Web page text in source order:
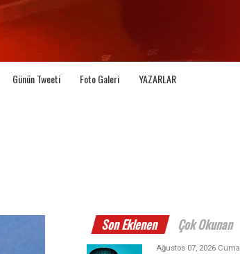
Günün Tweeti Foto Galeri YAZARLAR
Son Eklenen Çok Okunan
Ağustos 07, 2026 Cuma